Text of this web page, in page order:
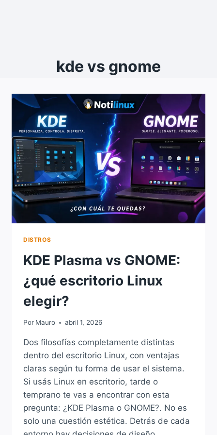
kde vs gnome
DISTROS
KDE Plasma vs GNOME:
¿qué escritorio Linux
elegir?
Por Mauro abril 1, 2026
Dos filosofías completamente distintas
dentro del escritorio Linux, con ventajas
claras según tu forma de usar el sistema.
Si usás Linux en escritorio, tarde o
temprano te vas a encontrar con esta
pregunta: ¿KDE Plasma o GNOME?. No es
solo una cuestión estética. Detrás de cada